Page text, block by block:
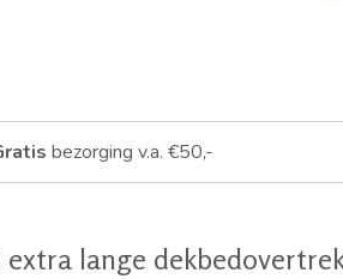
bezorging v.a. €50,-
extra lange